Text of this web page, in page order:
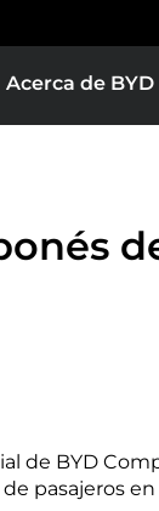
Acerca de BYD
de BYD
pasajeros